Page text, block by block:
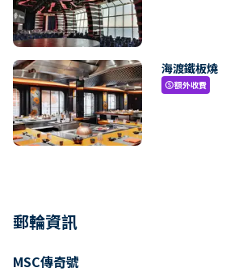
海渡鐵板燒
paid額外收費
郵輪資訊
MSC傳奇號